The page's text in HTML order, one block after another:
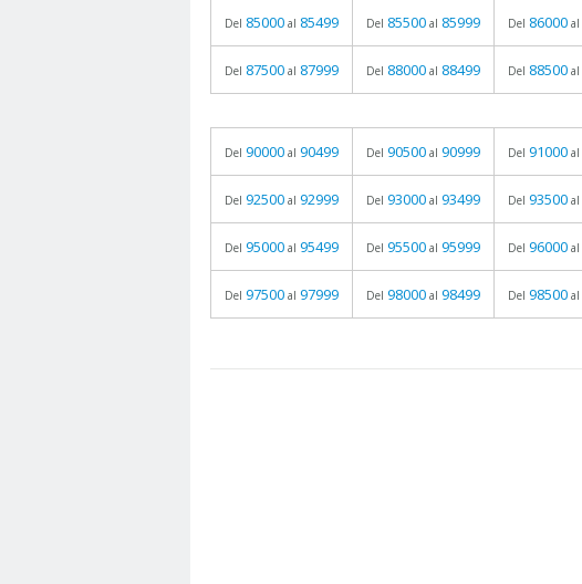
Del 85000 al 85499 Del 85500 al 85999 Del 86000 al
Del 87500 al 87999 Del 88000 al 88499 Del 88500 al
Del 90000 al 90499 Del 90500 al 90999 Del 91000 al
Del 92500 al 92999 Del 93000 al 93499 Del 93500 al
Del 95000 al 95499 Del 95500 al 95999 Del 96000 al
Del 97500 al 97999 Del 98000 al 98499 Del 98500 al